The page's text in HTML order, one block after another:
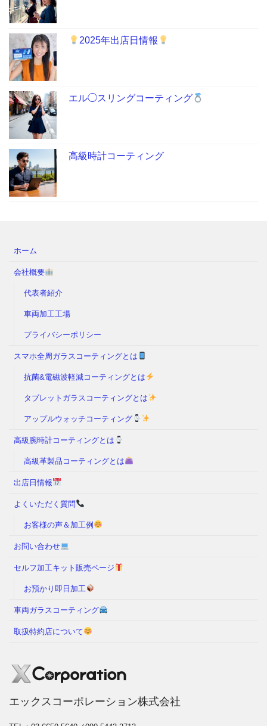
2025年出店日情報
エル◯スリングコーティング
高級時計コーティング
ホーム
会社概要
代表者紹介
車両加工工場
プライバシーポリシー
スマホ全周ガラスコーティングとは
抗菌&電磁波軽減コーティングとは
タブレットガラスコーティングとは
アップルウォッチコーティング
高級腕時計コーティングとは
高級革製品コーティングとは
出店日情報
よくいただく質問
お客様の声＆加工例
お問い合わせ
セルフ加工キット販売ページ
お預かり即日加工
車両ガラスコーティング
取扱特約店について
エックスコーポレーション株式会社